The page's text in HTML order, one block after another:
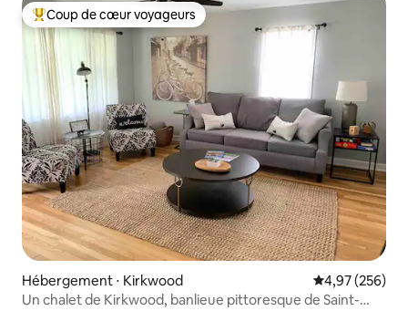
Coups de cœur voyageurs les plus appréciés
Coup de cœur voyageurs
Hébergement ⋅ Kirkwood Évaluation
4,97 (256)
Un chalet de Kirkwood, banlieue pittoresque de Saint-